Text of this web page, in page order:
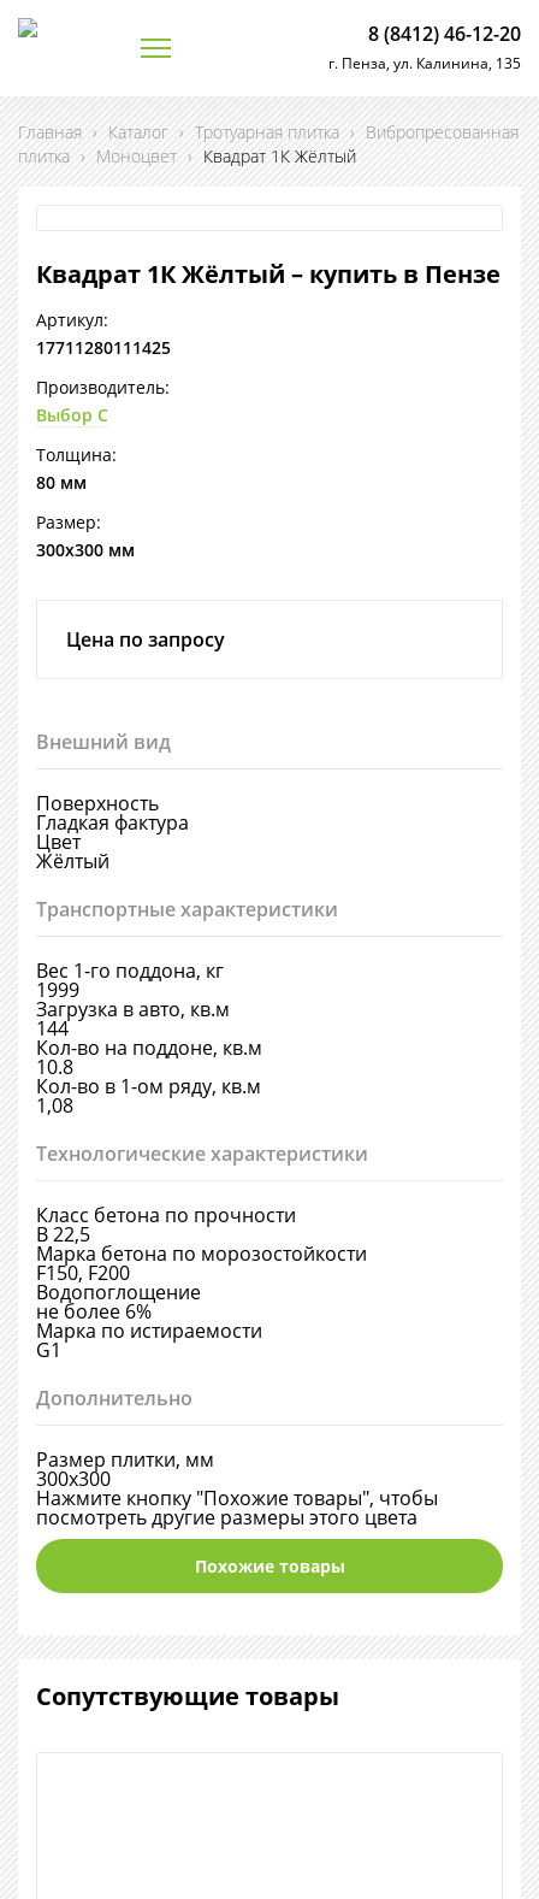
8 (8412) 46-12-20
г. Пенза, ул. Калинина, 135
Главная › Каталог › Тротуарная плитка › Вибропресованная
плитка › Моноцвет › Квадрат 1К Жёлтый
Квадрат 1К Жёлтый – купить в Пензе
Артикул:
17711280111425
Производитель:
Выбор С
Толщина:
80 мм
Размер:
300х300 мм
Цена по запросу
Внешний вид
Поверхность
Гладкая фактура
Цвет
Жёлтый
Транспортные характеристики
Вес 1-го поддона, кг
1999
Загрузка в авто, кв.м
144
Кол-во на поддоне, кв.м
10.8
Кол-во в 1-ом ряду, кв.м
1,08
Технологические характеристики
Класс бетона по прочности
В 22,5
Марка бетона по морозостойкости
F150, F200
Водопоглощение
не более 6%
Марка по истираемости
G1
Дополнительно
Размер плитки, мм
300х300
Нажмите кнопку "Похожие товары", чтобы
посмотреть другие размеры этого цвета
Похожие товары
Сопутствующие товары